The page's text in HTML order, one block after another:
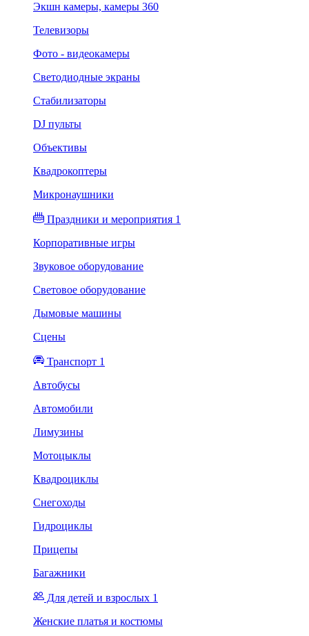
Экшн камеры, камеры 360
Телевизоры
Фото - видеокамеры
Светодиодные экраны
Стабилизаторы
DJ пульты
Объективы
Квадрокоптеры
Микронаушники
Праздники и мероприятия 1
Корпоративные игры
Звуковое оборудование
Световое оборудование
Дымовые машины
Сцены
Транспорт 1
Автобусы
Автомобили
Лимузины
Мотоцыклы
Квадроциклы
Снегоходы
Гидроциклы
Прицепы
Багажники
Для детей и взрослых 1
Женские платья и костюмы